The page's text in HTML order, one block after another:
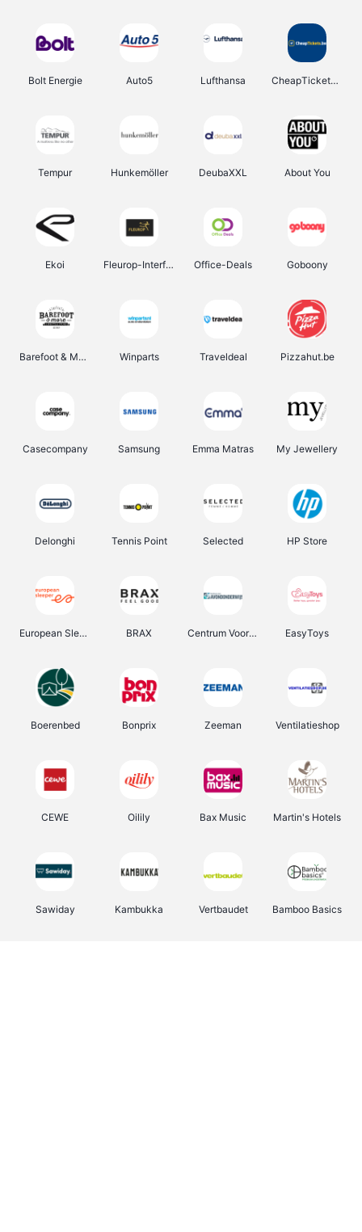
Bolt Energie Auto5 Lufthansa CheapTickets.be
Tempur Hunkemöller DeubaXXL About You
Ekoi Fleurop-Interflora Office-Deals Goboony
Barefoot & More Winparts Traveldeal Pizzahut.be
Casecompany Samsung Emma Matras My Jewellery
Delonghi Tennis Point Selected HP Store
European Sleeper BRAX Centrum Voor Avondonderwijs EasyToys
Boerenbed Bonprix Zeeman Ventilatieshop
CEWE Oilily Bax Music Martin's Hotels
Sawiday Kambukka Vertbaudet Bamboo Basics